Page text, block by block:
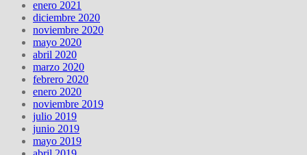
enero 2021
diciembre 2020
noviembre 2020
mayo 2020
abril 2020
marzo 2020
febrero 2020
enero 2020
noviembre 2019
julio 2019
junio 2019
mayo 2019